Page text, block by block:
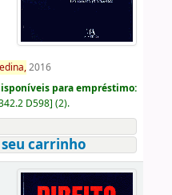
2016
para empréstimo:
D598] (2).
carrinho